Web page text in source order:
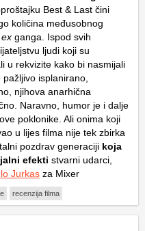
Best & Last čini
količina međusobnog
ganga. Ispod svih
ljudi koji su
u rekvizite kako bi nasmijali
isplanirano,
njihova anarhična
Naravno, humor je i dalje
poklonike. Ali onima koji
u lijes filma nije tek zbirka
pozdrav generaciji koja
efekti stvarni udarci,
Jurkas za Mixer
recenzija filma